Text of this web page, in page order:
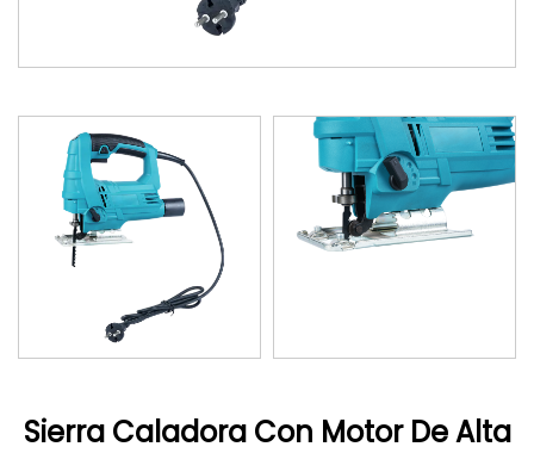
Sierra Caladora Con Motor De Alta